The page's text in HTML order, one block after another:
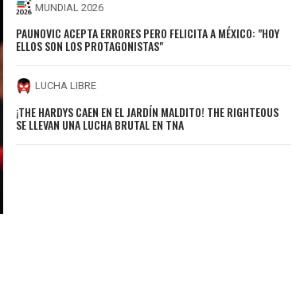
MUNDIAL 2026
PAUNOVIC ACEPTA ERRORES PERO FELICITA A MÉXICO: "HOY
ELLOS SON LOS PROTAGONISTAS"
LUCHA LIBRE
¡THE HARDYS CAEN EN EL JARDÍN MALDITO! THE RIGHTEOUS
SE LLEVAN UNA LUCHA BRUTAL EN TNA